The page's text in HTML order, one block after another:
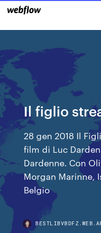
Il figlio
28 gen 2018 Il
film di Luc
Dardenne. Con
Morgan Marinne,
Belgio